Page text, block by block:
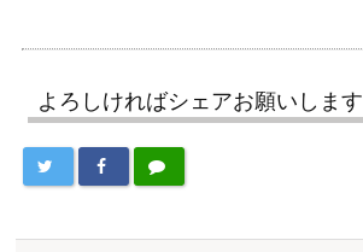
よろしければシェアお願いします